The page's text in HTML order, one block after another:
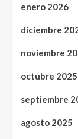
enero 2026
diciembre
noviembre
octubre 2025
septiembre
agosto 2025